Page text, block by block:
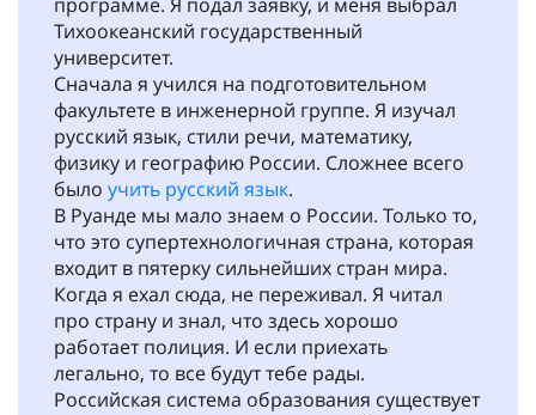
Тихоокеанский государственный
университет.
Сначала я учился на подготовительном
факультете в инженерной группе. Я изучал
русский язык, стили речи, математику,
физику и географию России. Сложнее всего
было учить русский язык.
В Руанде мы мало знаем о России. Только то,
что это супертехнологичная страна, которая
входит в пятерку сильнейших стран мира.
Когда я ехал сюда, не переживал. Я читал
про страну и знал, что здесь хорошо
работает полиция. И если приехать
легально, то все будут тебе рады.
Российская система образования существует